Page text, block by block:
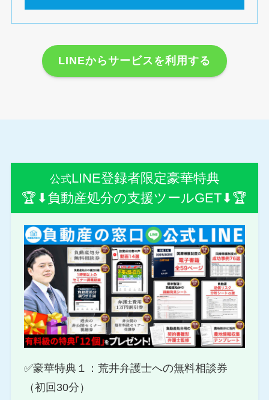
LINEからサービスを利用する
公式LINE登録者限定豪華特典
🏆⬇︎負動産処分の支援ツールGET⬇︎🏆
✅豪華特典１：荒井弁護士への無料相談券
（初回30分）